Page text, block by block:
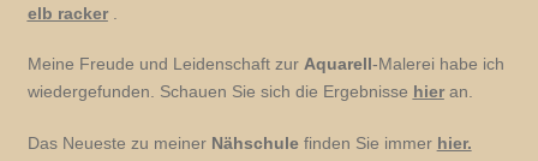
elb racker.
Meine Freude und Leidenschaft zur Aquarell-Malerei habe ich
wiedergefunden. Schauen Sie sich die Ergebnisse hieran.
Das Neueste zu meiner Nähschulefinden Sie immer hier.